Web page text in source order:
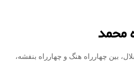
محمد
بین چهارراه هنگ و چهارراه بنفشه،